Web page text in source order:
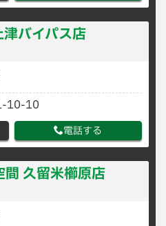
バイパス店
10-10
電話する
久留米櫛原店